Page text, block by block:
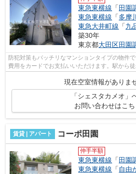
東急東横線 「 田園
東急東横線 「多摩川
東急大井町線 「九
築30年
東京都大田区田園
防犯対策もバッチリなマンションタイプの物件
費用をカードでお支払いいただけます。駅から
す。平坦な場所にある物件なら毎日の移動...
現在空室情報がありま
「シェスタカメオ」
お問い合わせはこち
賃貸 | アパート コーポ田園
仲手半額
東急東横線 「 田園
東急東横線 「 自由